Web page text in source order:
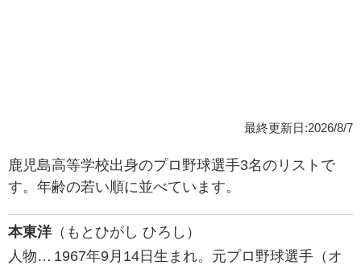
最終更新日:2026/8/7
鹿児島高等学校出身のプロ野球選手3名のリストで
す。年齢の若い順に並べています。
本東洋（もとひがし ひろし）
人物… 1967年9月14日生まれ。元プロ野球選手（オ